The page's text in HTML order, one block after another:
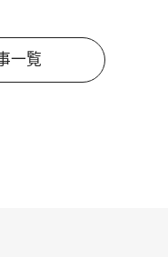
一覧